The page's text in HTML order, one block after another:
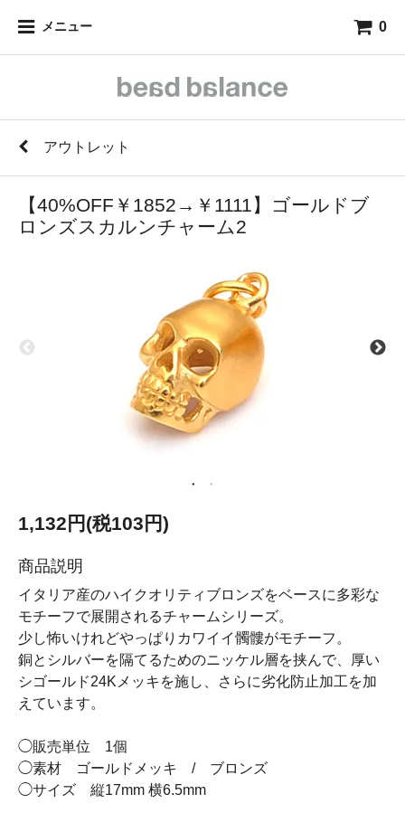
メニュー 0
アウトレット
【40%OFF￥1852→￥1111】ゴールドブ
ロンズスカルンチャーム2
1,132円(税103円)
商品説明
イタリア産のハイクオリティブロンズをベースに多彩な
モチーフで展開されるチャームシリーズ。
少し怖いけれどやっぱりカワイイ髑髏がモチーフ。
銅とシルバーを隔てるためのニッケル層を挟んで、厚い
シゴールド24Kメッキを施し、さらに劣化防止加工を加
えています。
◯販売単位 1個
◯素材 ゴールドメッキ / ブロンズ
◯サイズ 縦17mm 横6.5mm